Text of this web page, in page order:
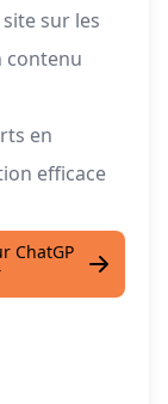
sur les
contenu
en
efficace
ChatGP